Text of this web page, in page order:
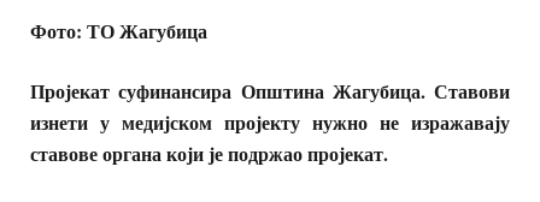
Фото: ТО Жагубица
Пројекат суфинансира Општина Жагубица. Ставови
изнети у медијском пројекту нужно не изражавају
ставове органа који је подржао пројекат.